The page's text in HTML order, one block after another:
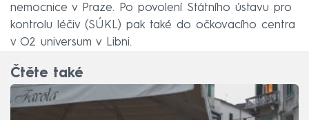
nemocnice v Praze. Po povolení Státního ústavu pro
kontrolu léčiv (SÚKL) pak také do očkovacího centra
v O2 universum v Libni.
Čtěte také